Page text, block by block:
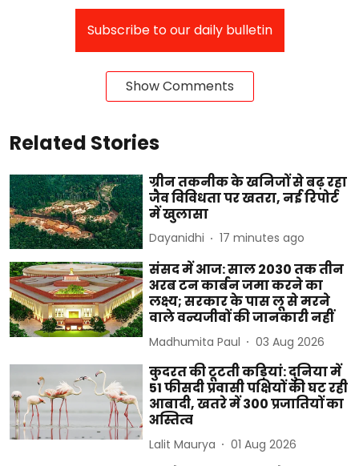
Subscribe to our daily bulletin
Show Comments
Related Stories
ग्रीन तकनीक के खनिजों से बढ़ रहा
जैव विविधता पर खतरा, नई रिपोर्ट
में खुलासा
Dayanidhi 17 minutes ago
संसद में आज: साल 2030 तक तीन
अरब टन कार्बन जमा करने का
लक्ष्य; सरकार के पास लू से मरने
वाले वन्यजीवों की जानकारी नहीं
Madhumita Paul 03 Aug 2026
कुदरत की टूटती कड़ियां: दुनिया में
51 फीसदी प्रवासी पक्षियों की घट रही
आबादी, खतरे में 300 प्रजातियों का
अस्तित्व
Lalit Maurya 01 Aug 2026